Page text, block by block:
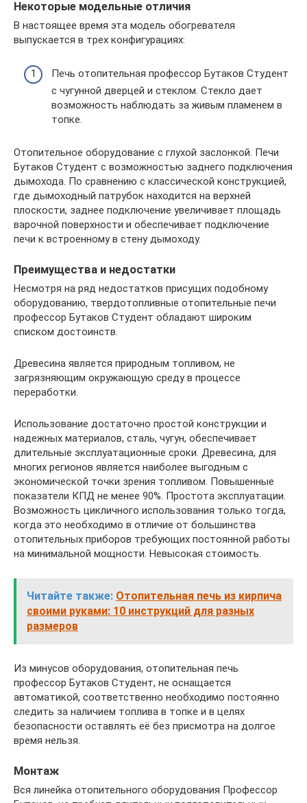
Некоторые модельные отличия
В настоящее время эта модель обогревателя
выпускается в трех конфигурациях:
Печь отопительная профессор Бутаков Студент
с чугунной дверцей и стеклом. Стекло дает
возможность наблюдать за живым пламенем в
топке.
Отопительное оборудование с глухой заслонкой. Печи
Бутаков Студент с возможностью заднего подключения
дымохода. По сравнению с классической конструкцией,
где дымоходный патрубок находится на верхней
плоскости, заднее подключение увеличивает площадь
варочной поверхности и обеспечивает подключение
печи к встроенному в стену дымоходу.
Преимущества и недостатки
Несмотря на ряд недостатков присущих подобному
оборудованию, твердотопливные отопительные печи
профессор Бутаков Студент обладают широким
списком достоинств.
Древесина является природным топливом, не
загрязняющим окружающую среду в процессе
переработки.
Использование достаточно простой конструкции и
надежных материалов, сталь, чугун, обеспечивает
длительные эксплуатационные сроки. Древесина, для
многих регионов является наиболее выгодным с
экономической точки зрения топливом. Повышенные
показатели КПД не менее 90%. Простота эксплуатации.
Возможность цикличного использования только тогда,
когда это необходимо в отличие от большинства
отопительных приборов требующих постоянной работы
на минимальной мощности. Невысокая стоимость.
Читайте также: Отопительная печь из кирпича
своими руками: 10 инструкций для разных
размеров
Из минусов оборудования, отопительная печь
профессор Бутаков Студент, не оснащается
автоматикой, соответственно необходимо постоянно
следить за наличием топлива в топке и в целях
безопасности оставлять её без присмотра на долгое
время нельзя.
Монтаж
Вся линейка отопительного оборудования Профессор